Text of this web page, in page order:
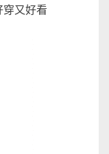
穿又好看